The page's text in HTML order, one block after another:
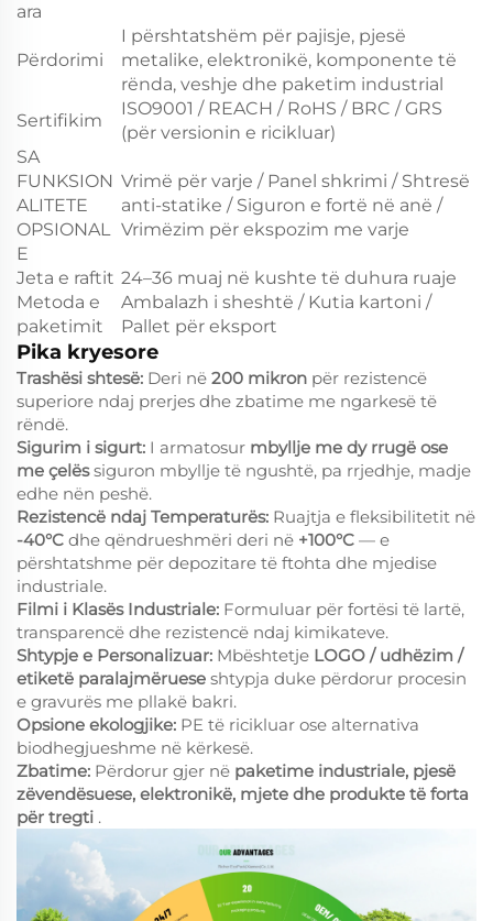
ara
Përdorimi
I përshtatshëm për pajisje, pjesë
metalike, elektronikë, komponente të
rënda, veshje dhe paketim industrial
Sertifikim
ISO9001 / REACH / RoHS / BRC / GRS
(për versionin e ricikluar)
SA
FUNKSION
ALITETE
OPSIONAL
E
Vrimë për varje / Panel shkrimi / Shtresë
anti-statike / Siguron e fortë në anë /
Vrimëzim për ekspozim me varje
Jeta e raftit 24–36 muaj në kushte të duhura ruaje
Metoda e
paketimit
Ambalazh i sheshtë / Kutia kartoni /
Pallet për eksport
Pika kryesore
Trashësi shtesë: Deri në 200 mikron për rezistencë
superiore ndaj prerjes dhe zbatime me ngarkesë të
rëndë.
Sigurim i sigurt: I armatosur mbyllje me dy rrugë ose
me çelëssiguron mbyllje të ngushtë, pa rrjedhje, madje
edhe nën peshë.
Rezistencë ndaj Temperaturës: Ruajtja e fleksibilitetit në
-40°C dhe qëndrueshmëri deri në +100°C — e
përshtatshme për depozitare të ftohta dhe mjedise
industriale.
Filmi i Klasës Industriale: Formuluar për fortësi të lartë,
transparencë dhe rezistencë ndaj kimikateve.
Shtypje e Personalizuar: Mbështetje LOGO / udhëzim /
etiketë paralajmëruese shtypja duke përdorur procesin
e gravurës me pllakë bakri.
Opsione ekologjike: PE të ricikluar ose alternativa
biodhegjueshme në kërkesë.
Zbatime: Përdorur gjer në paketime industriale, pjesë
zëvendësuese, elektronikë, mjete dhe produkte të forta
për tregti .